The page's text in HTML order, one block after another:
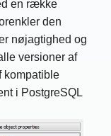
en række
den
nøjagtighed og
versioner af
kompatible
i PostgreSQL